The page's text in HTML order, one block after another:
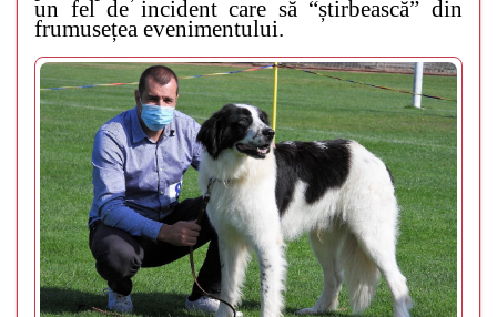
un fel de incident care să “știrbească” din
frumusețea evenimentului.